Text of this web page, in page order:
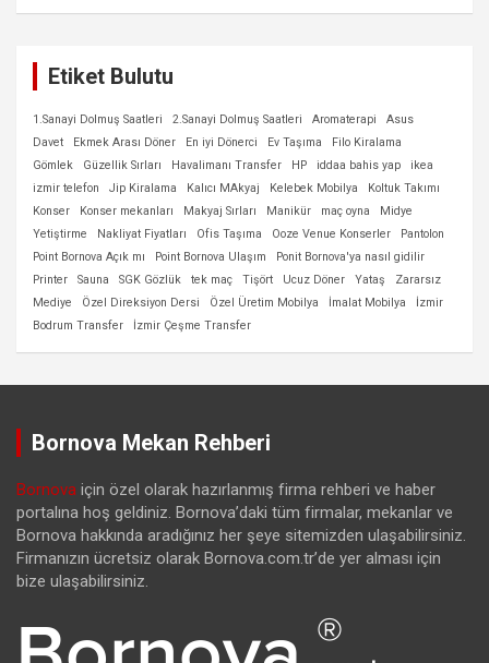
Etiket Bulutu
1.Sanayi Dolmuş Saatleri 2.Sanayi Dolmuş Saatleri Aromaterapi
Asus
Davet
Ekmek Arası Döner En iyi Dönerci Ev Taşıma
Filo Kiralama
Gömlek
Güzellik Sırları Havalimanı Transfer HP iddaa bahis yap
ikea
izmir telefon
Jip Kiralama Kalıcı MAkyaj Kelebek Mobilya
Koltuk Takımı
Konser
Konser mekanları Makyaj Sırları Manikür maç oyna
Midye
Yetiştirme
Nakliyat Fiyatları Ofis Taşıma Ooze Venue Konserler
Pantolon
Point Bornova Açık mı
Point Bornova Ulaşım
Ponit Bornova'ya nasıl gidilir
Printer
Sauna SGK Gözlük tek maç Tişört Ucuz Döner Yataş
Zararsız
Mediye
Özel Direksiyon Dersi Özel Üretim Mobilya İmalat Mobilya
İzmir
Bodrum Transfer
İzmir Çeşme Transfer
Bornova Mekan Rehberi
Bornova için özel olarak hazırlanmış firma rehberi ve haber
portalına hoş geldiniz. Bornova’daki tüm firmalar, mekanlar ve
Bornova hakkında aradığınız her şeye sitemizden ulaşabilirsiniz.
Firmanızın ücretsiz olarak Bornova.com.tr’de yer alması için
bize ulaşabilirsiniz.